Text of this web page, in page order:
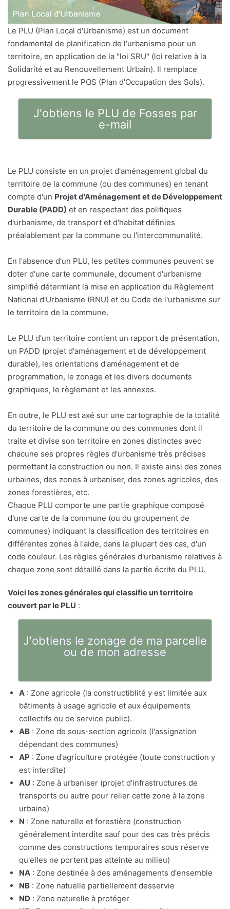
Le PLU (Plan Local d'Urbanisme) est un document
fondamental de planification de l'urbanisme pour un
territoire, en application de la "loi SRU" (loi relative à la
Solidarité et au Renouvellement Urbain). Il remplace
progressivement le POS (Plan d'Occupation des Sols).
J'obtiens le PLU de Fosses par
e-mail
Le PLU consiste en un projet d'aménagement global du
territoire de la commune (ou des communes) en tenant
compte d'un Projet d'Aménagement et de Développement
Durable (PADD) et en respectant des politiques
d'urbanisme, de transport et d'habitat définies
préalablement par la commune ou l'intercommunalité.
En l'absence d'un PLU, les petites communes peuvent se
doter d'une carte communale, document d'urbanisme
simplifié détermiant la mise en application du Règlement
National d'Urbanisme (RNU) et du Code de l'urbanisme sur
le territoire de la commune.
Le PLU d'un territoire contient un rapport de présentation,
un PADD (projet d'aménagement et de développement
durable), les orientations d'aménagement et de
programmation, le zonage et les divers documents
graphiques, le règlement et les annexes.
En outre, le PLU est axé sur une cartographie de la totalité
du territoire de la commune ou des communes dont il
traite et divise son territoire en zones distinctes avec
chacune ses propres règles d'urbanisme très précises
permettant la construction ou non. Il existe ainsi des zones
urbaines, des zones à urbaniser, des zones agricoles, des
zones forestières, etc.
Chaque PLU comporte une partie graphique composé
d'une carte de la commune (ou du groupement de
communes) indiquant la classification des territoires en
différentes zones à l'aide, dans la plupart des cas, d'un
code couleur. Les règles générales d'urbanisme relatives à
chaque zone sont détaillé dans la partie écrite du PLU.
Voici les zones générales qui classifie un territoire
couvert par le PLU :
J'obtiens le zonage de ma parcelle
ou de mon adresse
A : Zone agricole (la constructiblité y est limitée aux
bâtiments à usage agricole et aux équipements
collectifs ou de service public).
AB : Zone de sous-section agricole (l'assignation
dépendant des communes)
AP : Zone d'agriculture protégée (toute construction y
est interdite)
AU : Zone à urbaniser (projet d'infrastructures de
transports ou autre pour relier cette zone à la zone
urbaine)
N : Zone naturelle et forestière (construction
généralement interdite sauf pour des cas très précis
comme des constructions temporaires sous réserve
qu'elles ne portent pas atteinte au milieu)
NA : Zone destinée à des aménagements d'ensemble
NB : Zone natuelle partiellement desservie
ND : Zone naturelle à protéger